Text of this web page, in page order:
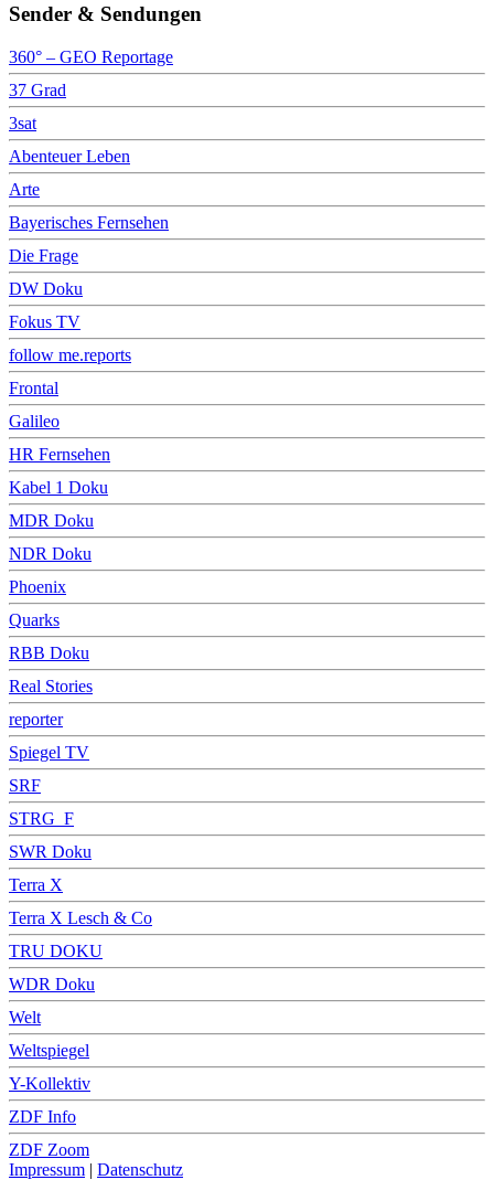
Sender & Sendungen
360° – GEO Reportage
37 Grad
3sat
Abenteuer Leben
Arte
Bayerisches Fernsehen
Die Frage
DW Doku
Fokus TV
follow me.reports
Frontal
Galileo
HR Fernsehen
Kabel 1 Doku
MDR Doku
NDR Doku
Phoenix
Quarks
RBB Doku
Real Stories
reporter
Spiegel TV
SRF
STRG_F
SWR Doku
Terra X
Terra X Lesch & Co
TRU DOKU
WDR Doku
Welt
Weltspiegel
Y-Kollektiv
ZDF Info
ZDF Zoom
Impressum | Datenschutz